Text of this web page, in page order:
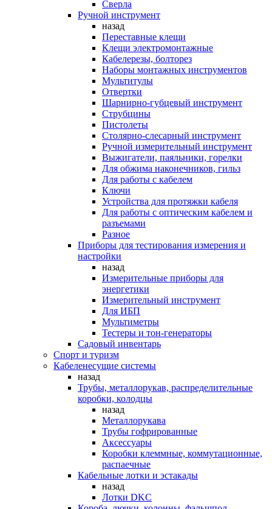
Сверла
Ручной инструмент
назад
Переставные клещи
Клещи электромонтажные
Кабелерезы, болторез
Наборы монтажных инструментов
Мультитулы
Отвертки
Шарнирно-губцевый инструмент
Струбцины
Пистолеты
Столярно-слесарный инструмент
Ручной измерительный инструмент
Выжигатели, паяльники, горелки
Для обжима наконечников, гильз
Для работы с кабелем
Ключи
Устройства для протяжки кабеля
Для работы с оптическим кабелем и
разъемами
Разное
Приборы для тестирования измерения и
настройки
назад
Измерительные приборы для
энергетики
Измерительный инструмент
Для ИБП
Мультиметры
Тестеры и тон-генераторы
Садовый инвентарь
Спорт и туризм
Кабеленесущие системы
назад
Трубы, металлорукав, распределительные
коробки, колодцы
назад
Металлорукава
Трубы гофрированные
Аксессуары
Коробки клеммные, коммутационные,
распаечные
Кабельные лотки и эстакады
назад
Лотки DKC